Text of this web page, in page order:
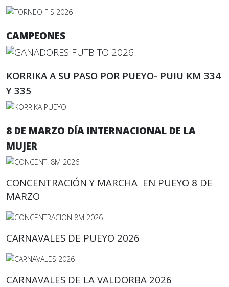
CAMPEONES
KORRIKA A SU PASO POR PUEYO- PUIU KM 334
Y 335
8 DE MARZO DÍA INTERNACIONAL DE LA
MUJER
CONCENTRACIÓN Y MARCHA EN PUEYO 8 DE
MARZO
CARNAVALES DE PUEYO 2026
CARNAVALES DE LA VALDORBA 2026